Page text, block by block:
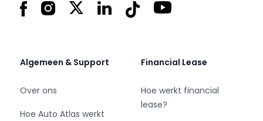
FacebookInstagram
X LinkedInTiktok YouTube
Algemeen & Support
Over ons
Hoe Auto Atlas werkt
Financial Lease
Hoe werkt financial
lease?